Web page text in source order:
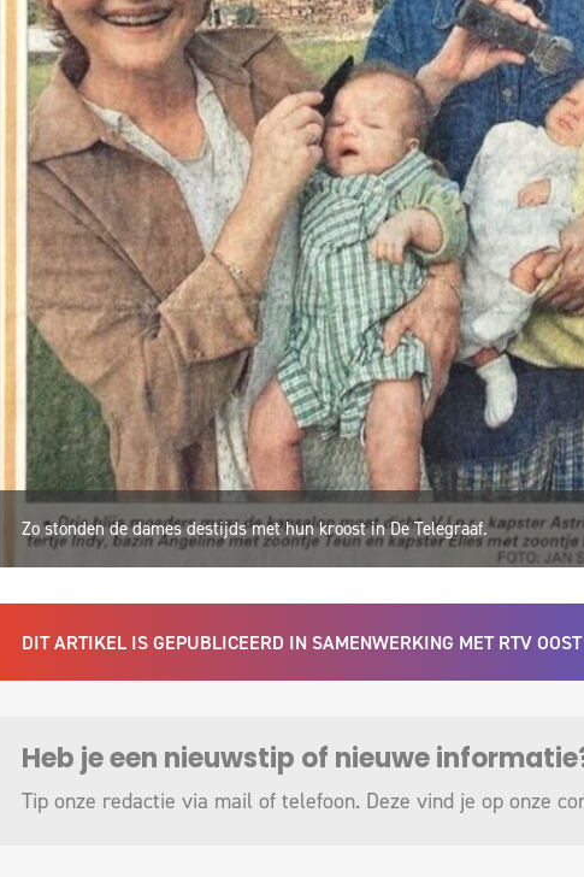
Zo stonden de dames destijds met hun kroost in De Telegraaf.
DIT ARTIKEL IS GEPUBLICEERD IN SAMENWERKING MET RTV OOST
Heb je een nieuwstip of nieuwe
Tip onze redactie via mail of telefoon. Deze vind je op onze